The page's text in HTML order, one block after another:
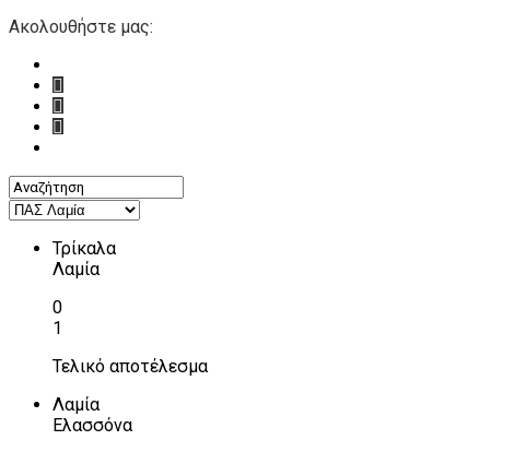
Ακολουθήστε μας:
Τρίκαλα
Λαμία
0
1
Τελικό αποτέλεσμα
Λαμία
Ελασσόνα